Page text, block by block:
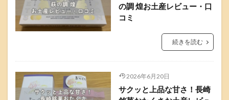
の調 煌お土産レビュー・口
コミ
続きを読む
2026年6月20日
サクッと上品な甘さ！長崎